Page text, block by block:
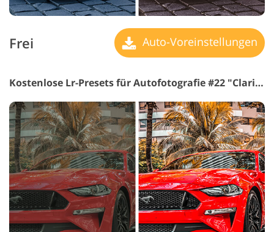
Frei Auto-Voreinstellungen
Kostenlose Lr-Presets für Autofotografie #22 "Clarity"